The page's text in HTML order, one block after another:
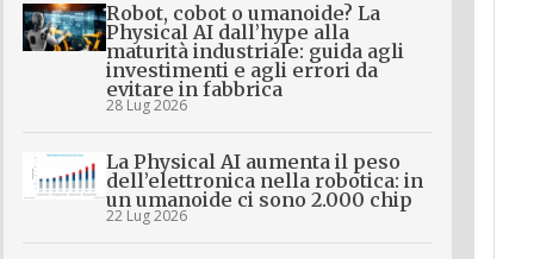
Robot, cobot o umanoide? La
Physical AI dall’hype alla
maturità industriale: guida agli
investimenti e agli errori da
evitare in fabbrica
28 Lug 2026
La Physical AI aumenta il peso
dell’elettronica nella robotica: in
un umanoide ci sono 2.000 chip
22 Lug 2026